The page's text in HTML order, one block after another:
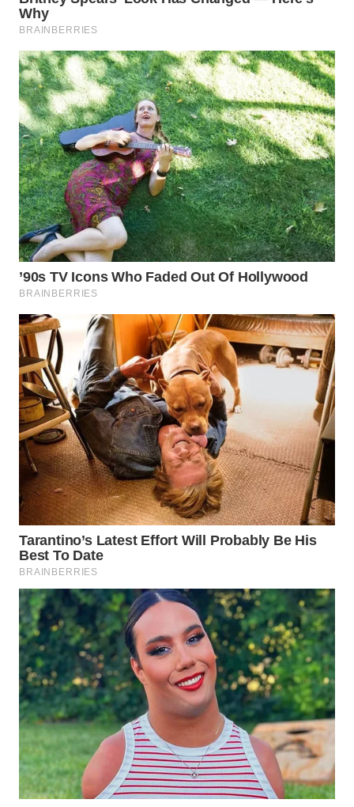
WN
LABUHANBATU
WN
TAPANULI
TENGAH
WN DELI
SERDANG
WN
TEBING
TINGGI
PAKPAK
WN
KARAWANG
WN
BEKASI
WN
BOGOR
WN
DEPOK
WN
TAPANULI
UTARA
WN
SAMOSIR
WN
PADANG
LAWAS